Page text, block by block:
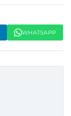
WHATSAPP